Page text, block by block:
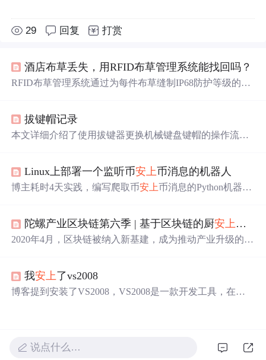
29 回复 打赏
酒店布草丢失，用RFID布草管理系统能找回吗？
RFID布草管理系统通过为每件布草缝制IP68防护等级的超
关键节点自动采集数据，支持异常布草定向查找与最后出
现位置追溯，显著提升丢失布草找回效率，并降低遗失率9
拔键帽记录
本文详细介绍了使用拔键器更换机械键盘键帽的操作流
容性问题，强调需核对原键位字符布局及增补键区适配。
Linux上部署一个监听币安上币消息的机器人
博主耗时4天实践，编写爬取币安上币消息的Python机器
行Linux环境配置，解决老版本SSL报错问题。最后将Wind
ows程序移植到Linux，修改代码、安装库并执行，还进行
陀螺产业区块链第六季 | 基于区块链的厨安上报平
2020年4月，区块链被纳入新基建，成为推动产业升级的重
螺产业区块链案例集-宇链科技专场》，通过具体案例展示
区块链技术的实际应用。本期案例聚焦基于区块链的厨
我安上了vs2008
博客提到安装了VS2008，VS2008是一款开发工具，在信
说点什么…